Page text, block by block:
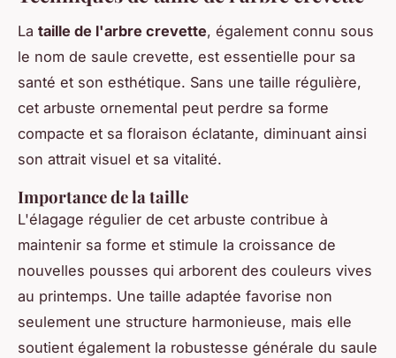
La taille de l'arbre crevette, également connu sous
le nom de saule crevette, est essentielle pour sa
santé et son esthétique. Sans une taille régulière,
cet arbuste ornemental peut perdre sa forme
compacte et sa floraison éclatante, diminuant ainsi
son attrait visuel et sa vitalité.
Importance de la taille
L'élagage régulier de cet arbuste contribue à
maintenir sa forme et stimule la croissance de
nouvelles pousses qui arborent des couleurs vives
au printemps. Une taille adaptée favorise non
seulement une structure harmonieuse, mais elle
soutient également la robustesse générale du saule